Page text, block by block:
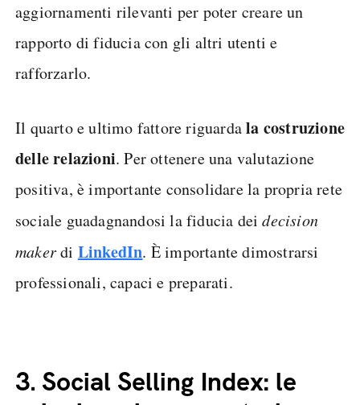
aggiornamenti rilevanti per poter creare un
rapporto di fiducia con gli altri utenti e
rafforzarlo.
Il quarto e ultimo fattore riguardala costruzione
delle relazioni. Per ottenere una valutazione
positiva, è importante consolidare la propria rete
sociale guadagnandosi la fiducia deidecision
makerdi LinkedIn. È importante dimostrarsi
professionali, capaci e preparati.
3. Social Selling Index: le